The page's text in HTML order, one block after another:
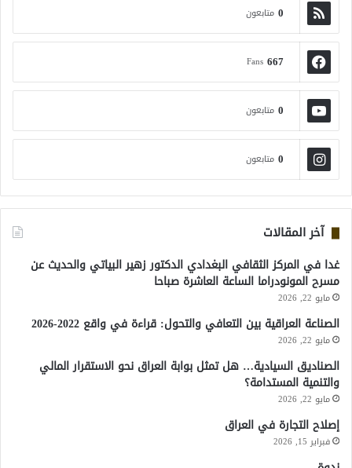
0 متابعون
667
Fans
0 متابعون
0 متابعون
آخر المقالات
غدا في المركز الثقافي البغدادي الدكتور زهير البياتي والحديث عن
مسرح المونودراما الساعة العاشرة صباحا
مايو 22, 2026
الصناعة العراقية بين التعافي والتحول: قراءة في واقع 2022-2026
مايو 22, 2026
الصناديق السيادية… هل تمثل بوابة العراق نحو الاستقرار المالي
والتنمية المستدامة؟
مايو 22, 2026
إصلاح التجارة في العراق
فبراير 15, 2026